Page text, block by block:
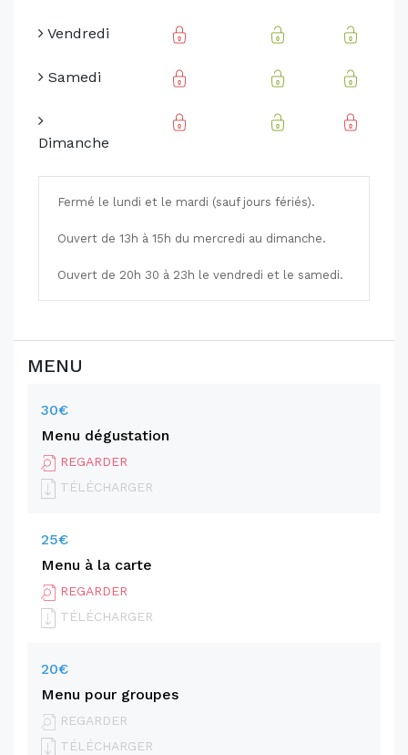
Vendredi
Samedi
Dimanche
Fermé le lundi et le mardi (sauf jours fériés).
Ouvert de 13h à 15h du mercredi au dimanche.
Ouvert de 20h 30 à 23h le vendredi et le samedi.
MENU
30€
Menu dégustation
REGARDER
TÉLÉCHARGER
25€
Menu à la carte
REGARDER
TÉLÉCHARGER
20€
Menu pour groupes
REGARDER
TÉLÉCHARGER